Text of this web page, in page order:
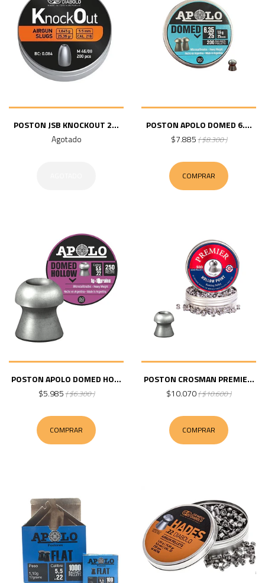
POSTON JSB KNOCKOUT 2...
Agotado
POSTON APOLO DOMED 6....
$7.885( $8.300 )
COMPRAR
POSTON APOLO DOMED HO...
$5.985( $6.300 )
COMPRAR
POSTON CROSMAN PREMIE...
$10.070( $10.600 )
COMPRAR